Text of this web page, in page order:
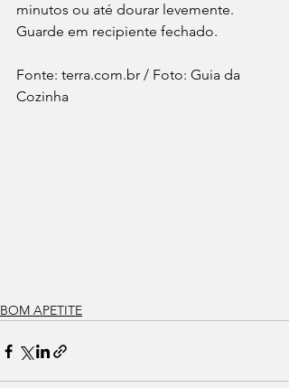
minutos ou até dourar levemente.
Guarde em recipiente fechado.
Fonte: terra.com.br / Foto: Guia da
Cozinha
BOM APETITE